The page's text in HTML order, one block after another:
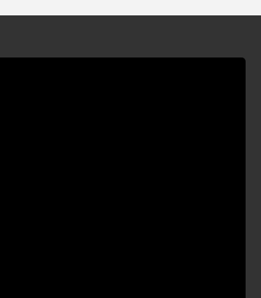
à nord-ouest, dans un secteur qui part du
monts, en allusion aux régions montagneuses